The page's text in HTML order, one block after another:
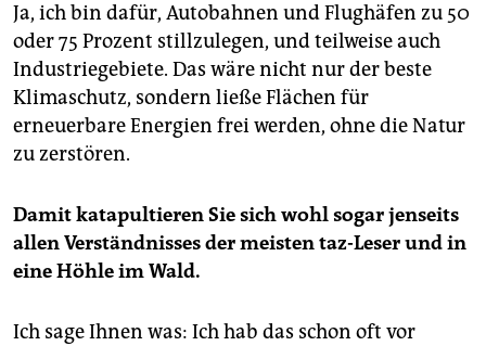
Ja, ich bin dafür, Autobahnen und Flughäfen zu 50
oder 75 Prozent stillzulegen, und teilweise auch
Industriegebiete. Das wäre nicht nur der beste
Klimaschutz, sondern ließe Flächen für
erneuerbare Energien frei werden, ohne die Natur
zu zerstören.
Damit katapultieren Sie sich wohl sogar jenseits
allen Verständnisses der meisten taz-Leser und in
eine Höhle im Wald.
Ich sage Ihnen was: Ich hab das schon oft vor